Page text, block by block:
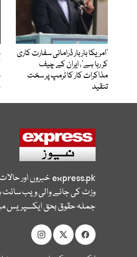
’امریکا بار بار ڈرامائی سفارت کاری
کر رہا ہے‘، ایران کے چیف
مذاکرات کار کا ٹرمپ پر سخت
تنقید
express.pkخبروں اور
وزٹ کی جانے والی ویب سائٹ
جملہ حقوق بحق ایکسپریس